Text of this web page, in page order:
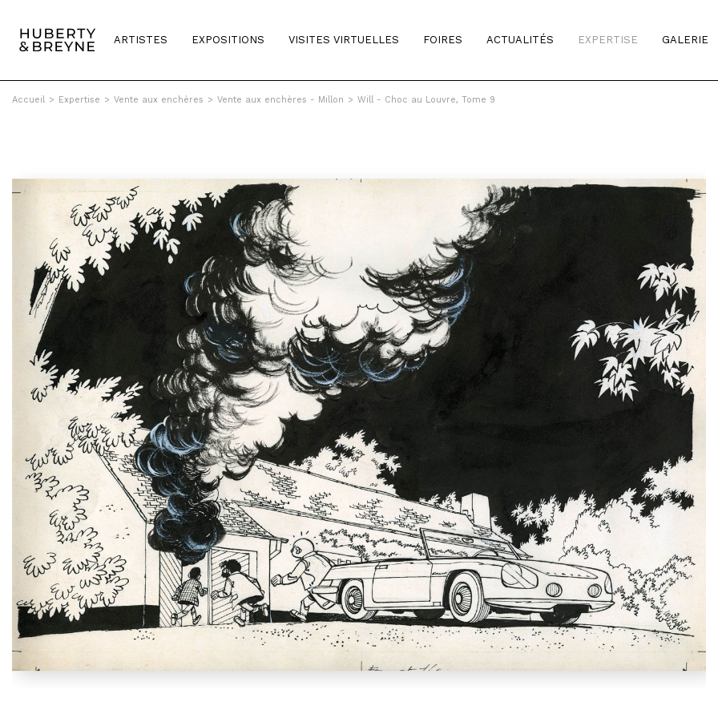
ARTISTES EXPOSITIONS VISITES VIRTUELLES FOIRES ACTUALITÉS EXPERTISE GALERIE
Accueil > Expertise > Vente aux enchères > Vente aux enchères - Millon > Will - Choc au Louvre, Tome 9